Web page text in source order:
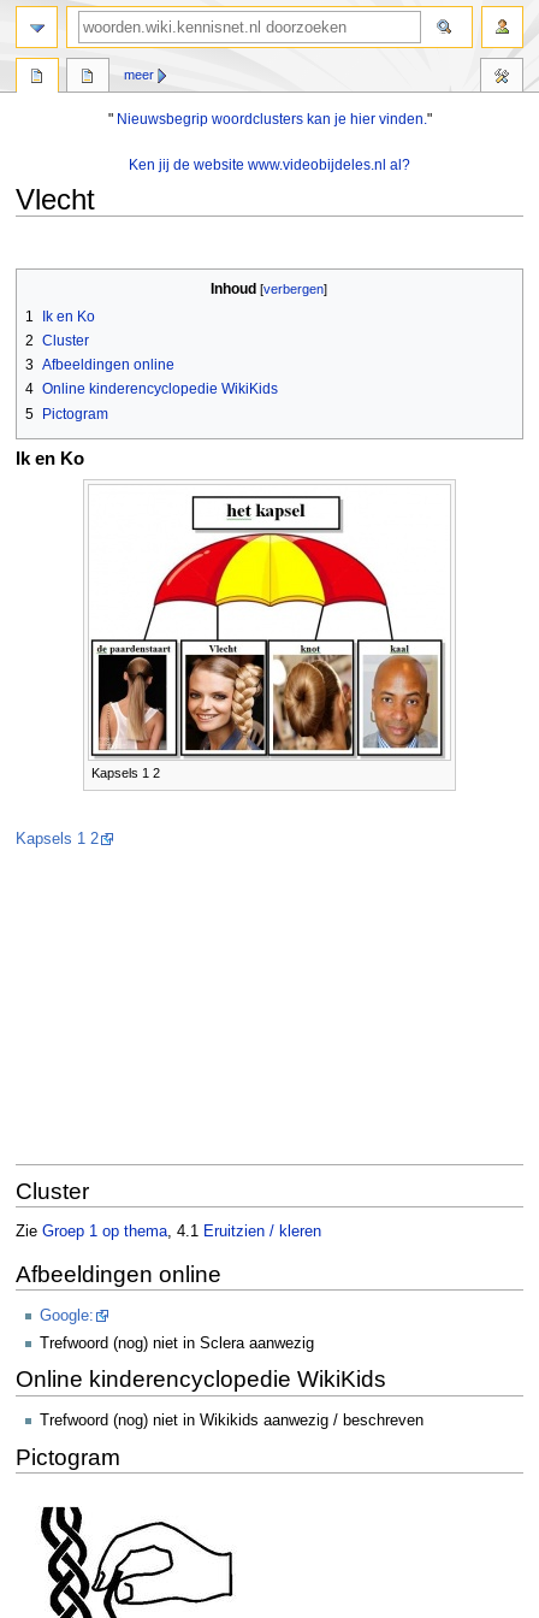
" Nieuwsbegrip woordclusters kan je hier vinden."
Ken jij de website www.videobijdeles.nl al?
Vlecht
navigatie
zoeken
Inhoud
1
Ik en Ko
2 Cluster
3 Afbeeldingen online
4 Online kinderencyclopedie WikiKids
5 Pictogram
Ik en Ko
Kapsels 1 2
Kapsels 1 2
Cluster
Zie Groep 1 op thema, 4.1 Eruitzien / kleren
Afbeeldingen online
Google:
Trefwoord (nog) niet in Sclera aanwezig
Online kinderencyclopedie WikiKids
Trefwoord (nog) niet in Wikikids aanwezig / beschreven
Pictogram
meer
zoeken